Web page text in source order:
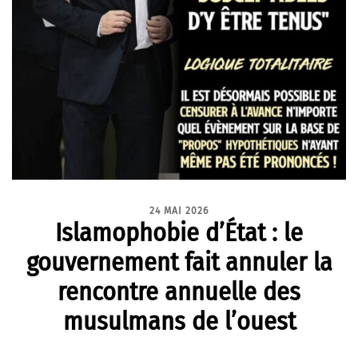
24 MAI 2026
Islamophobie d’État : le
gouvernement fait annuler la
rencontre annuelle des
musulmans de l’ouest